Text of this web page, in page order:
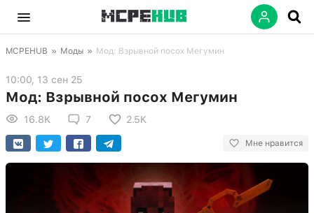
MCPEHUB » Моды » Мод: Взрывной посох Мегумин
10:00, 13 сен 25
Мод: Взрывной посох Мегумин
16.8K 7 2.5K
Мне нравится